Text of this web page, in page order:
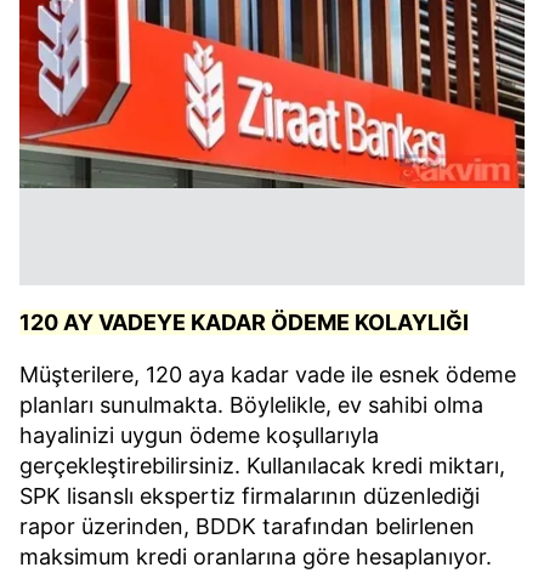
120 AY VADEYE KADAR ÖDEME KOLAYLIĞI
Müşterilere, 120 aya kadar vade ile esnek ödeme
planları sunulmakta. Böylelikle, ev sahibi olma
hayalinizi uygun ödeme koşullarıyla
gerçekleştirebilirsiniz. Kullanılacak kredi miktarı,
SPK lisanslı ekspertiz firmalarının düzenlediği
rapor üzerinden, BDDK tarafından belirlenen
maksimum kredi oranlarına göre hesaplanıyor.